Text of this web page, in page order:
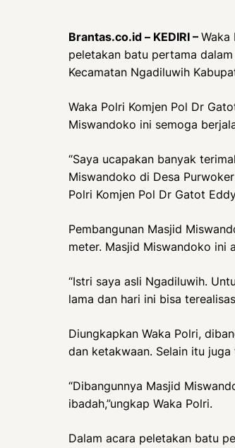
Brantas.co.id – KEDIRI – Waka
peletakan batu pertama
Kecamatan Ngadiluwih
Waka Polri Komjen Pol Dr
Miswandoko ini semoga
“Saya ucapakan banyak
Miswandoko di Desa
Polri Komjen Pol Dr Gatot
Pembangunan Masjid
meter. Masjid Miswandoko ini
“Istri saya asli Ngadiluwih.
lama dan hari ini bisa
Diungkapkan Waka Polri,
dan ketakwaan. Selain itu
“Dibangunnya Masjid
ibadah,”ungkap Waka Polri.
Dalam acara peletakan batu